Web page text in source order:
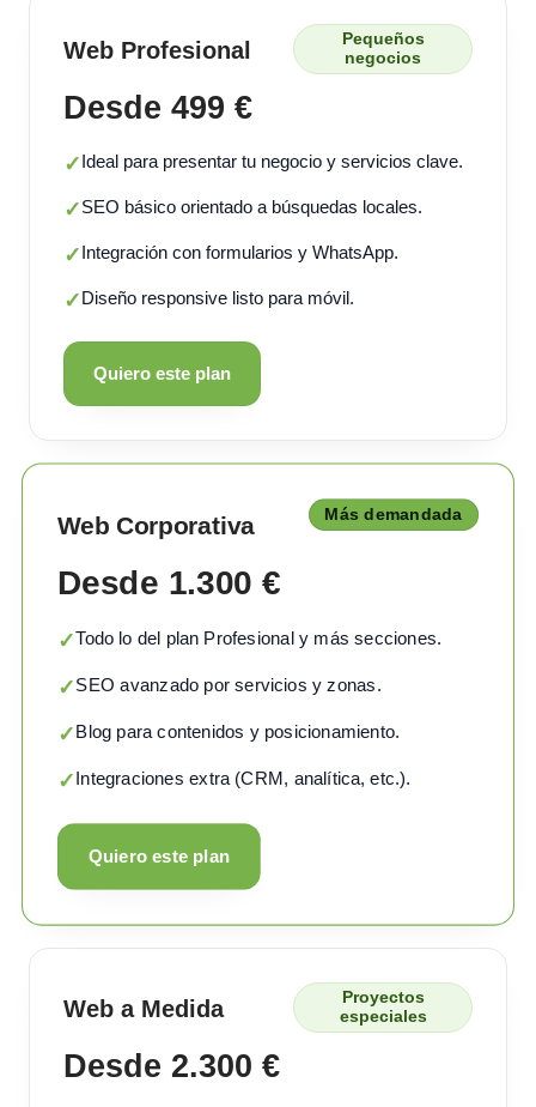
Web Profesional
Pequeños
negocios
Desde 499 €
✓Ideal para presentar tu negocio y servicios clave.
✓SEO básico orientado a búsquedas locales.
✓Integración con formularios y WhatsApp.
✓Diseño responsive listo para móvil.
Quiero este plan
Web Corporativa Más demandada
Desde 1.300 €
✓Todo lo del plan Profesional y más secciones.
✓SEO avanzado por servicios y zonas.
✓Blog para contenidos y posicionamiento.
✓Integraciones extra (CRM, analítica, etc.).
Quiero este plan
Web a Medida
Proyectos
especiales
Desde 2.300 €